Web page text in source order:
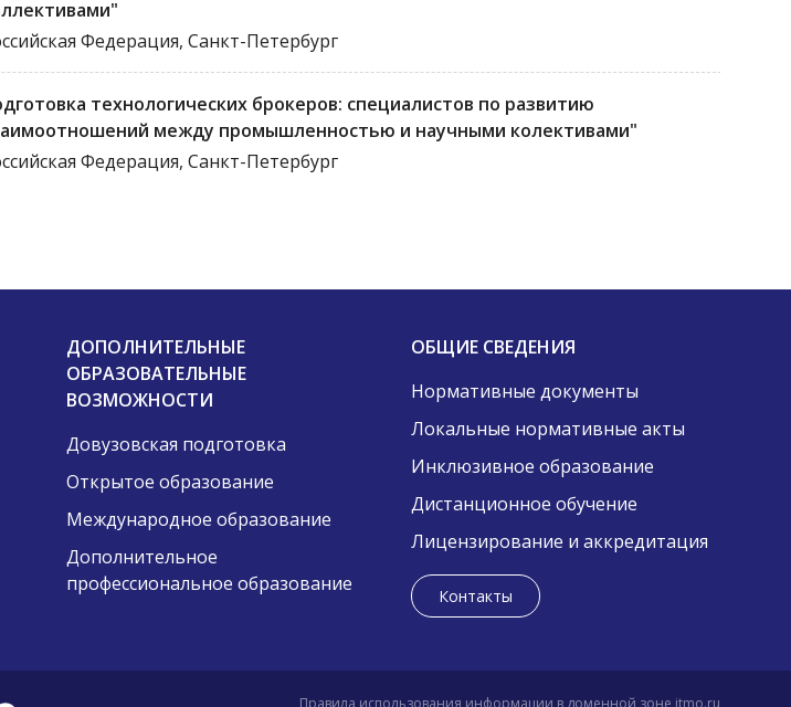
Федерация, Санкт-Петербург
технологических брокеров: специалистов по развитию
между промышленностью и научными колективами"
Федерация, Санкт-Петербург
ДОПОЛНИТЕЛЬНЫЕ
ОБРАЗОВАТЕЛЬНЫЕ
ВОЗМОЖНОСТИ
Довузовская подготовка
Открытое образование
Международное образование
Дополнительное
профессиональное образование
ОБЩИЕ СВЕДЕНИЯ
Нормативные документы
Локальные нормативные акты
Инклюзивное образование
Дистанционное обучение
Лицензирование и аккредитация
Контакты
Правила использования информации в доменной зоне itmo.ru